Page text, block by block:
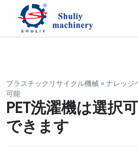
プラスチックリサイクル機械 » ナレッジ
可能
PET洗濯機は選択
できます